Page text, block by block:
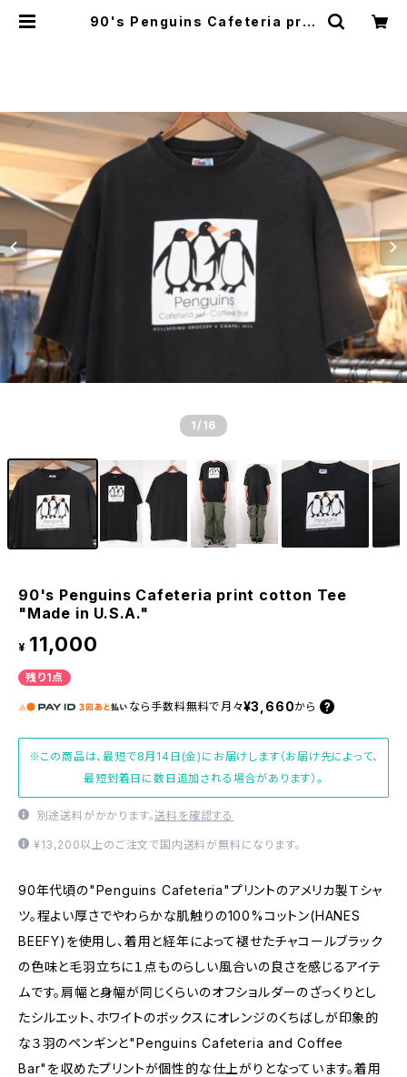
90's Penguins Cafeteria prin
1 /16
90's Penguins Cafeteria print cotton Tee
"Made in U.S.A."
¥ 11,000
残り1点
なら 手数料無料で 月々¥3,660から
※この商品は、最短で8月14日(金)にお届けします（お届け先によって、
最短到着日に数日追加される場合があります）。
別途送料がかかります。送料を確認する
¥13,200以上のご注文で国内送料が無料になります。
90年代頃の"Penguins Cafeteria"プリントのアメリカ製Ｔシャ
ツ。程よい厚さでやわらかな肌触りの100%コットン(HANES
BEEFY)を使用し、着用と経年によって褪せたチャコールブラック
の色味と毛羽立ちに１点ものらしい風合いの良さを感じるアイテ
ムです。肩幅と身幅が同じくらいのオフショルダーのざっくりとし
たシルエット、ホワイトのボックスにオレンジのくちばしが印象的
な３羽のペンギンと"Penguins Cafeteria and Coffee
Bar"を収めたプリントが個性的な仕上がりとなっています。着用